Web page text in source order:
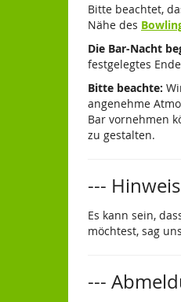
Bitte beachtet,
Nähe des
Die Bar-Nacht
festgelegtes
Bitte beachte:
angenehme
Bar vornehmen
zu gestalten.
---
Es kann sein,
möchtest, sag
---